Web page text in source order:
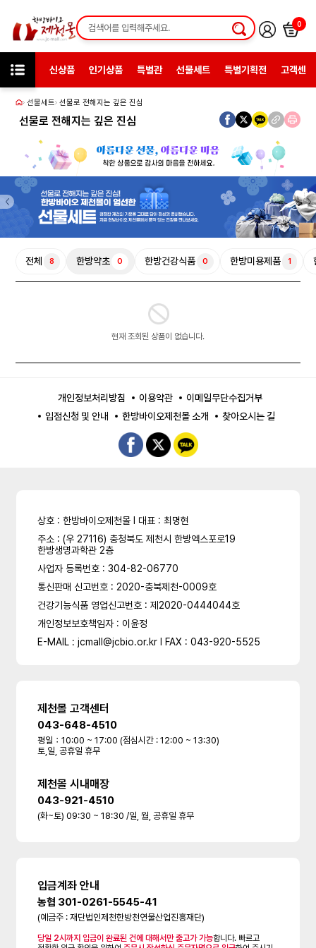
0
신상품 인기상품 특별관 선물세트 특별기획전 고객센터
선물세트 선물로 전해지는 깊은 진심
선물로 전해지는 깊은 진심
전체 8 한방약초 0 한방건강식품 0 한방미용제품 1
현재 조회된 상품이 없습니다.
개인정보처리방침 이용약관
이메일무단수집거부
입점신청 및 안내
한방바이오제천몰 소개 찾아오시는 길
상호 : 한방바이오제천몰 l 대표 : 최명현
주소 : (우 27116) 충청북도 제천시 한방엑스포로19
한방생명과학관 2층
사업자 등록번호 : 304-82-06770
통신판매 신고번호 : 2020-충북제천-0009호
건강기능식품 영업신고번호 : 제2020-0444044호
개인정보보호책임자 : 이윤정
E-MAIL : jcmall@jcbio.or.kr l FAX : 043-920-5525
제천몰 고객센터
043-648-4510
평일：10:00 ~ 17:00 (점심시간 : 12:00 ~ 13:30)
토,일, 공휴일 휴무
제천몰 시내매장
043-921-4510
(화~토) 09:30 ~ 18:30 /일, 월, 공휴일 휴무
입금계좌 안내
농협 301-0261-5545-41
(예금주 : 재단법인제천한방천연물산업진흥재단)
당일 2시까지 입금이 완료된 건에 대해서만 출고가 가능합니다. 빠르고